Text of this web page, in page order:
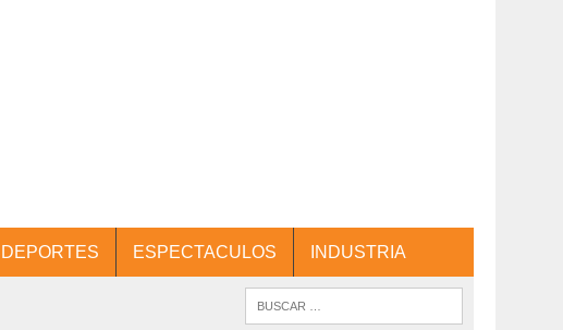
DEPORTES ESPECTACULOS INDUSTRIA